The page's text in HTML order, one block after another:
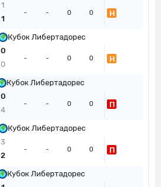
1
1
- - 0 0 Н
Кубок Либертадорес
0
0
- - 0 0 Н
Кубок Либертадорес
0
4
- - 0 0 П
Кубок Либертадорес
3
2
- - 0 0 П
Кубок Либертадорес